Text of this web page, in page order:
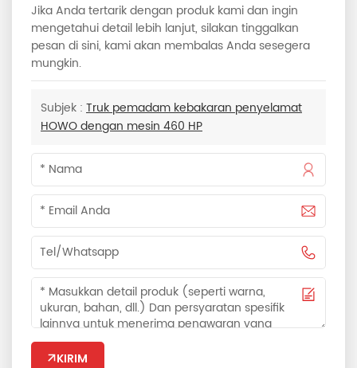
Jika Anda tertarik dengan produk kami dan ingin
mengetahui detail lebih lanjut, silakan tinggalkan
pesan di sini, kami akan membalas Anda sesegera
mungkin.
Subjek : Truk pemadam kebakaran penyelamat
HOWO dengan mesin 460 HP
KIRIM